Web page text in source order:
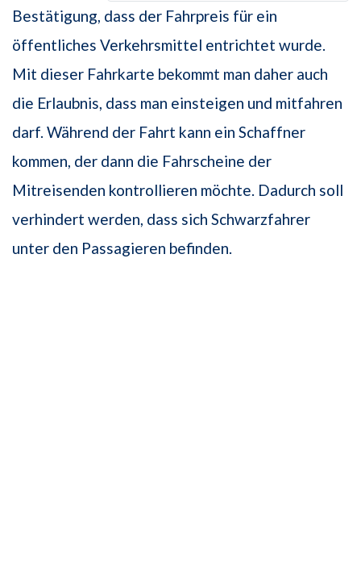
Bestätigung, dass der Fahrpreis für ein
öffentliches Verkehrsmittel entrichtet wurde.
Mit dieser Fahrkarte bekommt man daher auch
die Erlaubnis, dass man einsteigen und mitfahren
darf. Während der Fahrt kann ein Schaffner
kommen, der dann die Fahrscheine der
Mitreisenden kontrollieren möchte. Dadurch soll
verhindert werden, dass sich Schwarzfahrer
unter den Passagieren befinden.